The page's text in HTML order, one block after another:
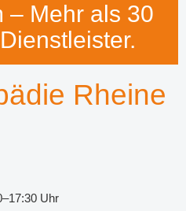
– Mehr als 30
Rheine
Uhr